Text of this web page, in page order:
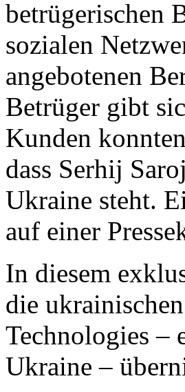
betrügerischen
sozialen
angebotenen
Betrüger gibt
Kunden
dass Serhij
Ukraine steht.
auf einer
In diesem
die
Technologies –
Ukraine –